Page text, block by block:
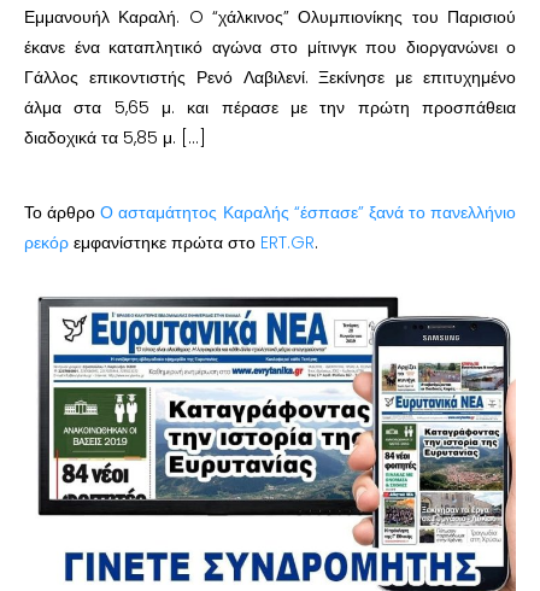
Εμμανουήλ Καραλή. O “χάλκινος” Ολυμπιονίκης του Παρισιού
έκανε ένα καταπλητικό αγώνα στο μίτινγκ που διοργανώνει ο
Γάλλος επικοντιστής Ρενό Λαβιλενί. Ξεκίνησε με επιτυχημένο
άλμα στα 5,65 μ. και πέρασε με την πρώτη προσπάθεια
διαδοχικά τα 5,85 μ. […]
Το άρθροΟ ασταμάτητος Καραλής “έσπασε” ξανά το πανελλήνιο
ρεκόρ εμφανίστηκε πρώτα στο ERT.GR.